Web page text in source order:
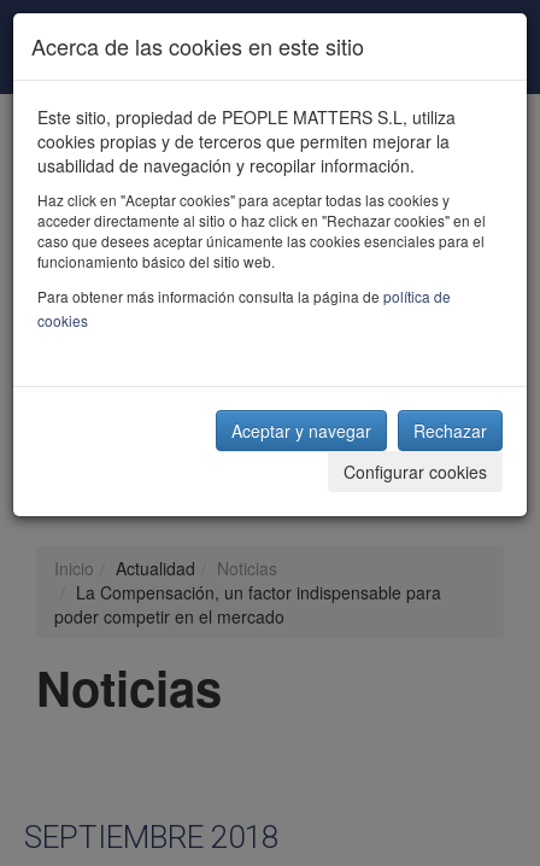
Pasar al contenido principal
powered by talent
Inicio Actualidad
Noticias
La Compensación, un factor indispensable para
poder competir en el mercado
Noticias
SEPTIEMBRE 2018
Acerca de las cookies en este sitio
Este sitio, propiedad de PEOPLE MATTERS S.L, utiliza
cookies propias y de terceros que permiten mejorar la
usabilidad de navegación y recopilar información.
Haz click en "Aceptar cookies" para aceptar todas las cookies y
acceder directamente al sitio o haz click en "Rechazar cookies" en el
caso que desees aceptar únicamente las cookies esenciales para el
funcionamiento básico del sitio web.
Para obtener más información consulta la página de política de
cookies
Aceptar y navegar
Rechazar
Configurar cookies